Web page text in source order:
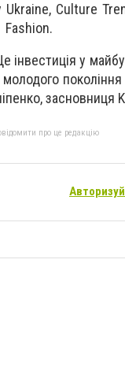
Ukraine, Culture
Fashion.
інвестиція у
покоління
засновниця
про це редакцію